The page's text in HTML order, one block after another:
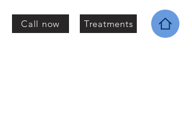
Treatments
Call now